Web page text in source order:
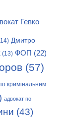
Гевко
Дмитро
(13) ФОП (22)
(57)
кримінальним
адвокат по
(43)